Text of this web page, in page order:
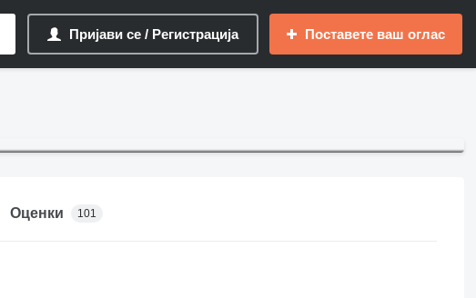
Пријави се / Регистрација Поставете ваш оглас
Оценки 101